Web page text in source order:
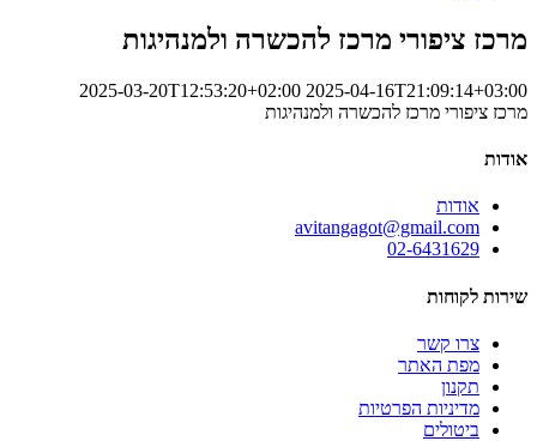
מרכז ציפורי מרכז להכשרה ולמנהיגות
2025-03-20T12:53:20+02:00 2025-04-16T21:09:14+03:00
מרכז ציפורי מרכז להכשרה ולמנהיגות
אודות
אודות
avitangagot@gmail.com
02-6431629
שירות לקוחות
צרו קשר
מפת האתר
תקנון
מדיניות הפרטיות
ביטולים